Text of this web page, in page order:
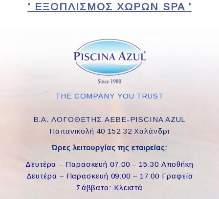
' ΕΞΟΠΛΙΣΜΌΣ ΧΏΡΩΝ SPA '
THE COMPANY YOU TRUST
Β.Α. ΛΟΓΟΘΕΤΗΣ ΑΕΒΕ-PISCINA AZUL
Παπανικολή 40 152 32 Χαλάνδρι
Ώρες λειτουργίας της εταιρείας:
Δευτέρα – Παρασκευή 07:00 – 15:30 Αποθήκη
Δευτέρα – Παρασκευή 09:00 – 17:00 Γραφεία
Σάββατο: Κλειστά